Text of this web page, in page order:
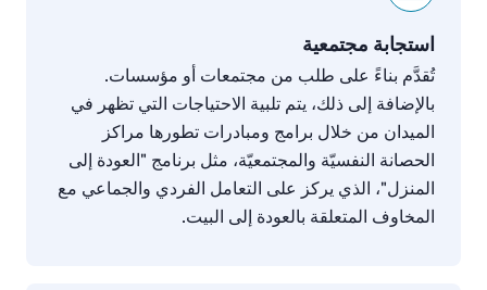
استجابة مجتمعية
تُقدَّم بناءً على طلب من مجتمعات أو مؤسسات.
بالإضافة إلى ذلك، يتم تلبية الاحتياجات التي تظهر في
الميدان من خلال برامج ومبادرات تطورها مراكز
الحصانة النفسيّة والمجتمعيّة، مثل برنامج "العودة إلى
المنزل"، الذي يركز على التعامل الفردي والجماعي مع
المخاوف المتعلقة بالعودة إلى البيت.